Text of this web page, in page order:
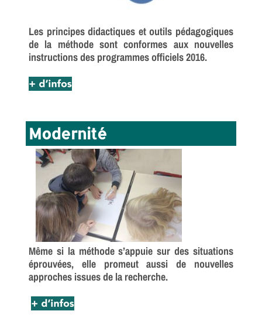
Les principes didactiques et outils pédagogiques
de la méthode sont conformes aux nouvelles
instructions des programmes officiels 2016.
Modernité
Même si la méthode s’appuie sur des situations
éprouvées, elle promeut aussi de nouvelles
approches issues de la recherche.